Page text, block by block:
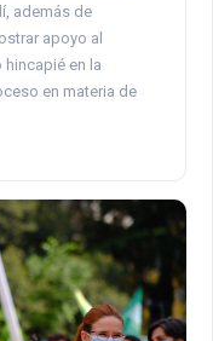
además de
apoyo al
hincapié en la
en materia de